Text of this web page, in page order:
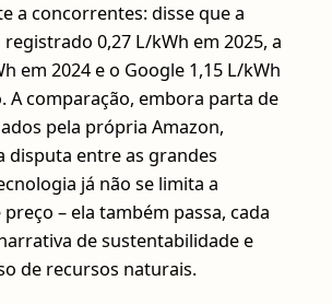
a concorrentes: disse que a
0,27 L/kWh em 2025, a
em 2024 e o Google 1,15 L/kWh
A comparação, embora parta de
pela própria Amazon,
disputa entre as grandes
já não se limita a
– ela também passa, cada
de sustentabilidade e
de recursos naturais.